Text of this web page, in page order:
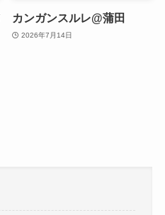
カンガンスルレ@蒲田
2026年7月14日